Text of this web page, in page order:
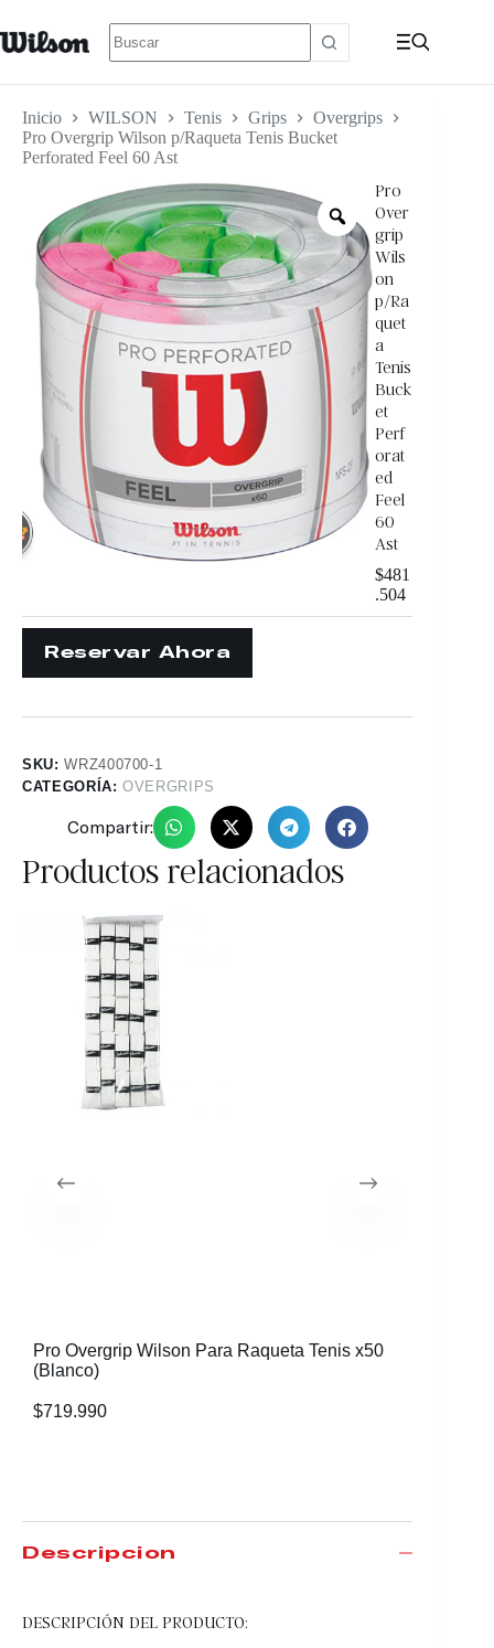
Inicio WILSON Tenis Grips
Overgrips
Pro Overgrip Wilson p/Raqueta Tenis Bucket
Perforated Feel 60 Ast
Pro
Over
grip
Wils
on
p/Ra
quet
a
Tenis
Buck
et
Perf
orat
ed
Feel
60
Ast
$481
.504
SKU:WRZ400700-1
CATEGORÍA:OVERGRIPS
Compartir:
Productos relacionados
Pro Overgrip Wilson Para Raqueta Tenis x50
(Blanco)
$719.990
Descripción
DESCRIPCIÓN DEL PRODUCTO: